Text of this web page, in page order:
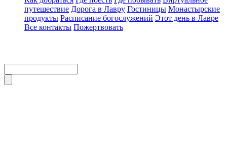
путешествие Дорога в Лавру Гостиницы Монастырские
продукты Расписание богослужений Этот день в Лавре
Все контакты Пожертвовать